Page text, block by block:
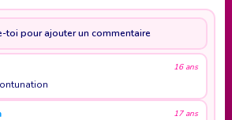
toi pour ajouter un commentaire
16 ans
17 ans